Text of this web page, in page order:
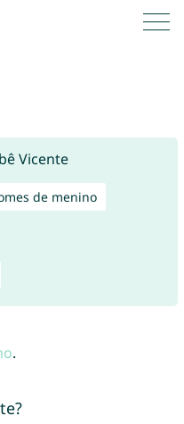
de menino
.